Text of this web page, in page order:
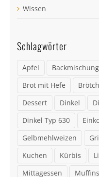
Wissen
Schlagwörter
Apfel Backmischung
Brot mit Hefe
Dessert
Dinkel
Dinkel Typ 630
Gelbmehlweizen
Kuchen
Kürbis
Mittagessen
Muffins